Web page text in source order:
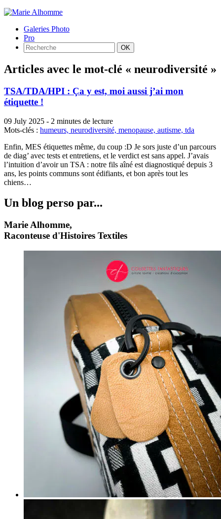
Galeries Photo
Pro
Articles avec le mot-clé « neurodiversité »
TSA/TDA/HPI : Ça y est, moi aussi j’ai mon
étiquette !
09 July 2025 - 2 minutes de lecture
Mots-clés : humeurs, neurodiversité, menopause, autisme, tda
Enfin, MES étiquettes même, du coup :D Je sors juste d’un parcours
de diag’ avec tests et entretiens, et le verdict est sans appel. J’avais
l’intuition d’avoir un TSA : notre fils aîné est diagnostiqué depuis 3
ans, les points communs sont édifiants, et bon après tout les
chiens…
Un blog perso par...
Marie Alhomme,
Raconteuse d'Histoires Textiles